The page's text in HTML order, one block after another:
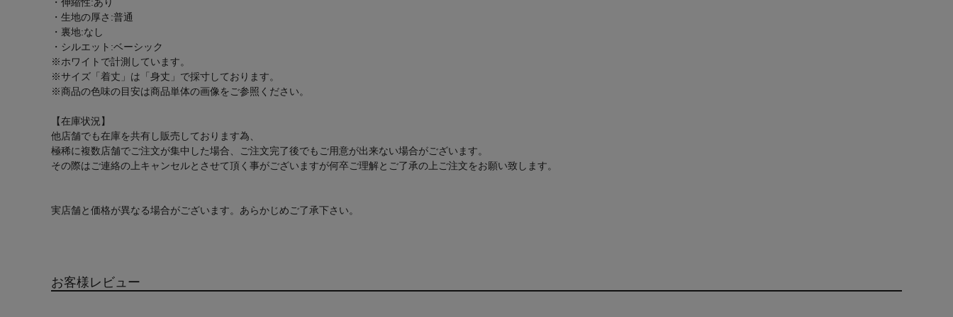
・生地の厚さ:普通
・裏地:なし
・シルエット:ベーシック
※ホワイトで計測しています。
※サイズ「着丈」は「身丈」で採寸しております。
※商品の色味の目安は商品単体の画像をご参照ください。
【在庫状況】
他店舗でも在庫を共有し販売しております為、
極稀に複数店舗でご注文が集中した場合、ご注文完了後でもご用意が出来ない場合がございます。
その際はご連絡の上キャンセルとさせて頂く事がございますが何卒ご理解とご了承の上ご注文をお願い致します。
実店舗と価格が異なる場合がございます。あらかじめご了承下さい。
お客様レビュー